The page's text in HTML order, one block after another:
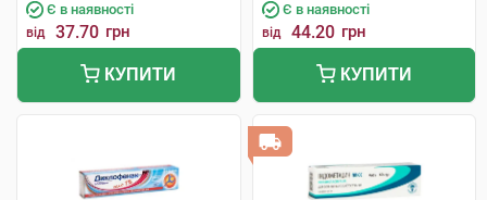
Є в наявності
від 37.70 грн
КУПИТИ
Є в наявності
від 44.20 грн
КУПИТИ